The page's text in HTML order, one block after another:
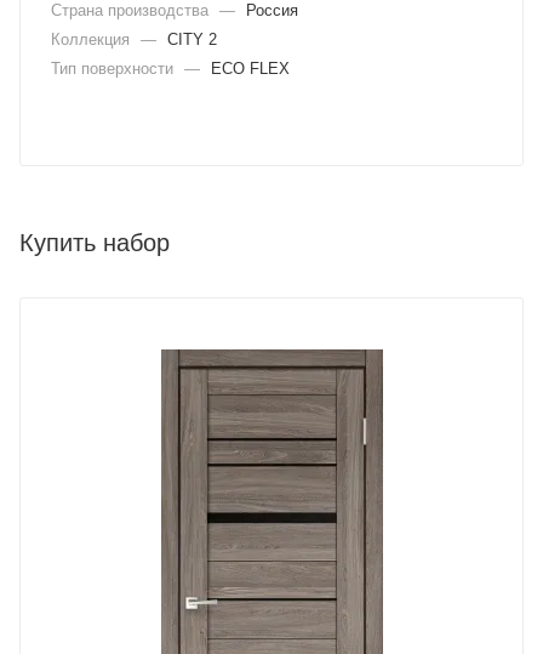
Страна производства —
Россия
Коллекция
— CITY 2
Тип поверхности — ECO FLEX
Купить набор